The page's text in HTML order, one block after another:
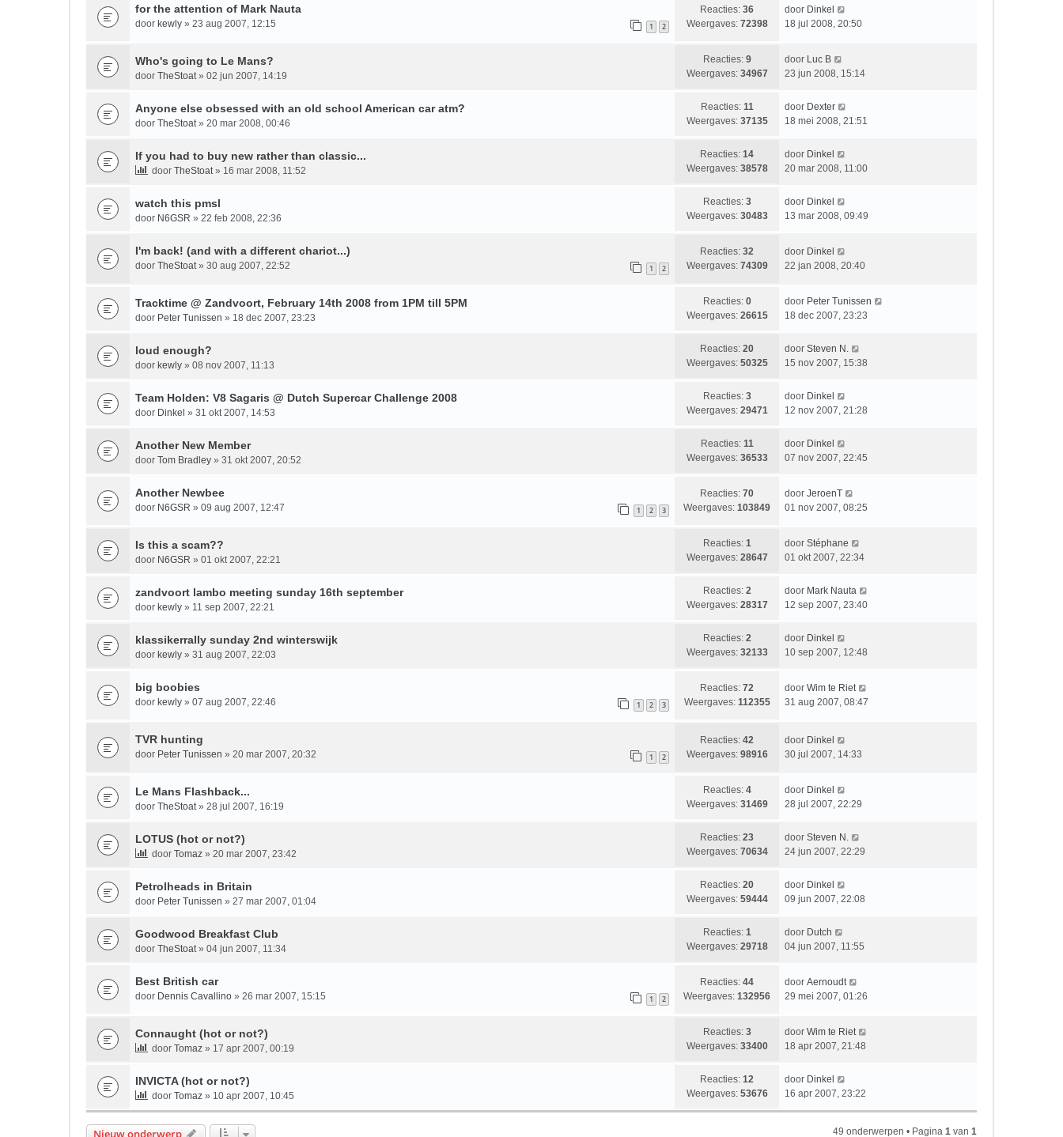
i
c
b
e
c
s
t
b
e
c
for the attention of Mark Nauta
door kewly » 23 aug 2007, 12:15 1 2
Reacties: 36
Weergaves: 72398
L
a
s
t
b
e
i
c
door Dinkel
18 jul 2008, 20:50
Who's going to Le Mans?
door TheStoat» 02 jun 2007, 14:19
Reacties: 9
Weergaves: 34967
L
a
s
b
e
i
c
door Luc B
23 jun 2008, 15:14
Anyone else obsessed with an old school American car atm?
door TheStoat» 20 mar 2008, 00:46
Reacties: 11
Weergaves: 37135
L
a
s
b
e
i
c
door Dexter
18 mei 2008, 21:51
If you had to buy new rather than classic...
door TheStoat» 16 mar 2008, 11:52
Reacties: 14
Weergaves: 38578
L
a
s
b
e
c
door Dinkel
20 mar 2008, 11:00
watch this pmsl
door N6GSR » 22 feb 2008, 22:36
Reacties: 3
Weergaves: 30483
L
a
s
t
b
e
c
door Dinkel
13 mar 2008, 09:49
I'm back! (and with a different chariot...)
door TheStoat» 30 aug 2007, 22:52 1 2
Reacties: 32
Weergaves: 74309
L
a
s
t
b
e
i
c
door Dinkel
22 jan 2008, 20:40
Tracktime @ Zandvoort, February 14th 2008 from 1PM till 5PM
door Peter Tunissen » 18 dec 2007, 23:23
Reacties: 0
Weergaves: 26615
L
a
s
b
e
i
c
door Peter Tunissen
18 dec 2007, 23:23
loud enough?
door kewly » 08 nov 2007, 11:13
Reacties: 20
Weergaves: 50325
L
a
s
b
e
i
c
door Steven N.
15 nov 2007, 15:38
Team Holden: V8 Sagaris @ Dutch Supercar Challenge 2008
door Dinkel » 31 okt 2007, 14:53
Reacties: 3
Weergaves: 29471
L
a
s
b
e
c
door Dinkel
12 nov 2007, 21:28
Another New Member
door Tom Bradley » 31 okt 2007, 20:52
Reacties: 11
Weergaves: 36533
L
a
s
t
b
e
c
door Dinkel
07 nov 2007, 22:45
Another Newbee
door N6GSR » 09 aug 2007, 12:47 1 2 3
Reacties: 70
Weergaves: 103849
L
a
s
t
b
e
i
c
door JeroenT
01 nov 2007, 08:25
Is this a scam??
door N6GSR » 01 okt 2007, 22:21
Reacties: 1
Weergaves: 28647
L
a
s
b
e
i
c
door Stéphane
01 okt 2007, 22:34
zandvoort lambo meeting sunday 16th september
door kewly » 11 sep 2007, 22:21
Reacties: 2
Weergaves: 28317
L
a
s
b
e
c
h
door Mark Nauta
12 sep 2007, 23:40
klassikerrally sunday 2nd winterswijk
door kewly » 31 aug 2007, 22:03
Reacties: 2
Weergaves: 32133
L
a
s
t
b
e
c
h
door Dinkel
10 sep 2007, 12:48
big boobies
door kewly » 07 aug 2007, 22:46 1 2 3
Reacties: 72
Weergaves: 112355
L
a
s
t
b
e
c
h
door Wim te Riet
31 aug 2007, 08:47
TVR hunting
door Peter Tunissen » 20 mar 2007, 20:32 1 2
Reacties: 42
Weergaves: 98916
L
a
s
t
b
e
i
c
door Dinkel
30 jul 2007, 14:33
Le Mans Flashback...
door TheStoat» 28 jul 2007, 16:19
Reacties: 4
Weergaves: 31469
L
a
s
b
e
i
c
door Dinkel
28 jul 2007, 22:29
LOTUS (hot or not?)
door Tomaz » 20 mar 2007, 23:42
Reacties: 23
Weergaves: 70634
L
a
s
b
e
i
c
door Steven N.
24 jun 2007, 22:29
Petrolheads in Britain
door Peter Tunissen » 27 mar 2007, 01:04
Reacties: 20
Weergaves: 59444
L
a
s
b
e
c
door Dinkel
09 jun 2007, 22:08
Goodwood Breakfast Club
door TheStoat» 04 jun 2007, 11:34
Reacties: 1
Weergaves: 29718
L
a
s
t
b
e
c
door Dutch
04 jun 2007, 11:55
Best British car
door Dennis Cavallino » 26 mar 2007, 15:15 1 2
Reacties: 44
Weergaves: 132956
L
a
s
t
b
e
r
door Aernoudt
29 mei 2007, 01:26
Connaught (hot or not?)
door Tomaz » 17 apr 2007, 00:19
Reacties: 3
Weergaves: 33400
L
a
s
door Wim te Riet
18 apr 2007, 21:48
INVICTA (hot or not?)
door Tomaz » 10 apr 2007, 10:45
Reacties: 12
Weergaves: 53676
L
a
door Dinkel
16 apr 2007, 23:22
Nieuw onderwerp 49 onderwerpen • Pagina 1 van 1